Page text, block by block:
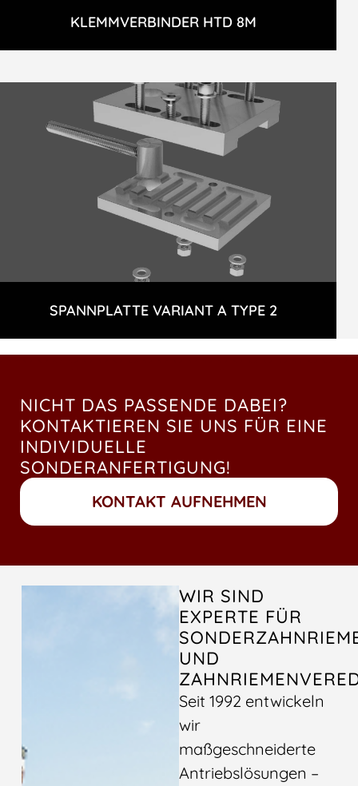
KLEMMVERBINDER HTD 8M
SPANNPLATTE VARIANT A TYPE 2
NICHT DAS PASSENDE DABEI?
KONTAKTIEREN SIE UNS FÜR EINE
INDIVIDUELLE
SONDERANFERTIGUNG!
KONTAKT AUFNEHMEN
WIR SIND
EXPERTE FÜR
UND
Seit 1992 entwickeln
wir
maßgeschneiderte
Antriebslösungen –